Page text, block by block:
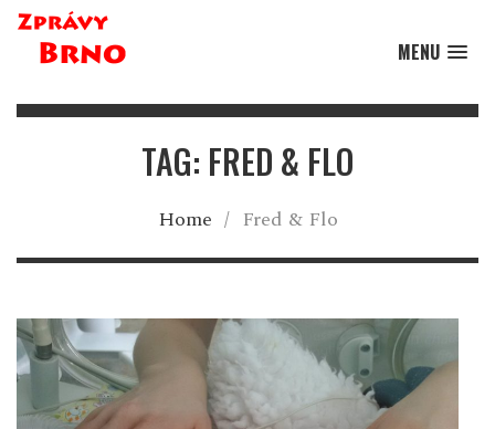
MENU
TAG: FRED & FLO
Home / Fred & Flo